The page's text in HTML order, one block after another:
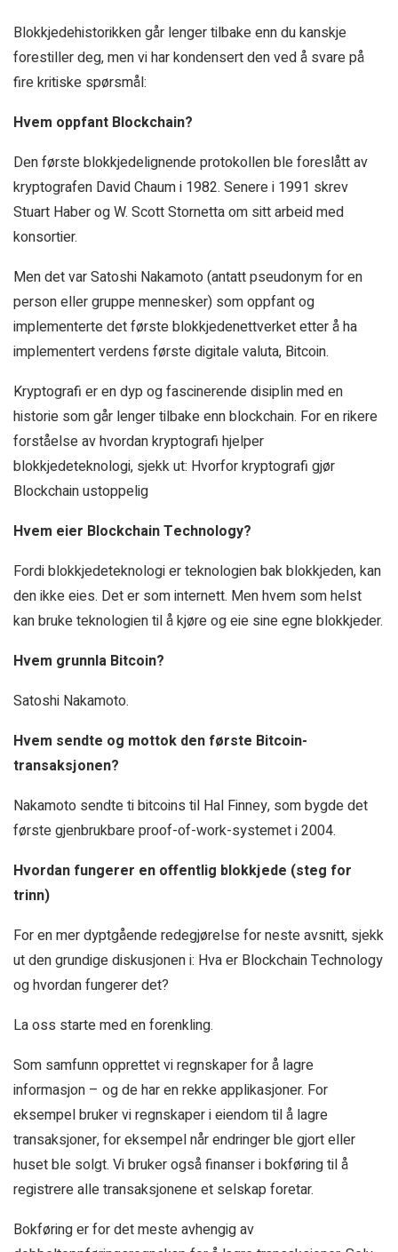
Blokkjedehistorikken går lenger tilbake enn du kanskje
forestiller deg, men vi har kondensert den ved å svare på
fire kritiske spørsmål:
Hvem oppfant Blockchain?
Den første blokkjedelignende protokollen ble foreslått av
kryptografen David Chaum i 1982. Senere i 1991 skrev
Stuart Haber og W. Scott Stornetta om sitt arbeid med
konsortier.
Men det var Satoshi Nakamoto (antatt pseudonym for en
person eller gruppe mennesker) som oppfant og
implementerte det første blokkjedenettverket etter å ha
implementert verdens første digitale valuta, Bitcoin.
Kryptografi er en dyp og fascinerende disiplin med en
historie som går lenger tilbake enn blockchain. For en rikere
forståelse av hvordan kryptografi hjelper
blokkjedeteknologi, sjekk ut: Hvorfor kryptografi gjør
Blockchain ustoppelig
Hvem eier Blockchain Technology?
Fordi blokkjedeteknologi er teknologien bak blokkjeden, kan
den ikke eies. Det er som internett. Men hvem som helst
kan bruke teknologien til å kjøre og eie sine egne blokkjeder.
Hvem grunnla Bitcoin?
Satoshi Nakamoto.
Hvem sendte og mottok den første Bitcoin-
transaksjonen?
Nakamoto sendte ti bitcoins til Hal Finney, som bygde det
første gjenbrukbare proof-of-work-systemet i 2004.
Hvordan fungerer en offentlig blokkjede (steg for
trinn)
For en mer dyptgående redegjørelse for neste avsnitt, sjekk
ut den grundige diskusjonen i: Hva er Blockchain Technology
og hvordan fungerer det?
La oss starte med en forenkling.
Som samfunn opprettet vi regnskaper for å lagre
informasjon – og de har en rekke applikasjoner. For
eksempel bruker vi regnskaper i eiendom til å lagre
transaksjoner, for eksempel når endringer ble gjort eller
huset ble solgt. Vi bruker også finanser i bokføring til å
registrere alle transaksjonene et selskap foretar.
Bokføring er for det meste avhengig av